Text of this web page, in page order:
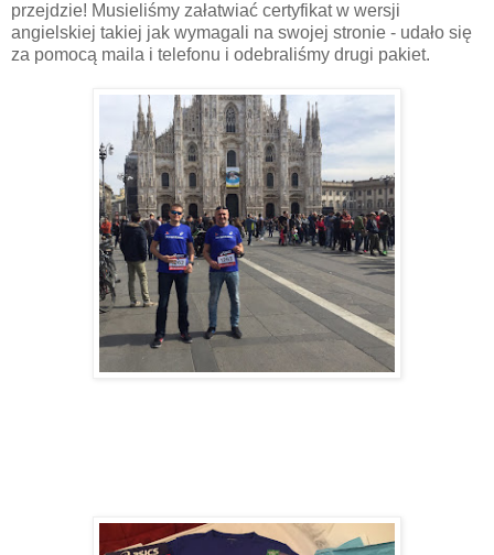
przejdzie! Musieliśmy załatwiać certyfikat w wersji
angielskiej takiej jak wymagali na swojej stronie - udało się
za pomocą maila i telefonu i odebraliśmy drugi pakiet.